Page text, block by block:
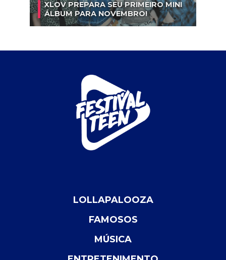
XLOV PREPARA SEU PRIMEIRO MINI
ÁLBUM PARA NOVEMBRO!
LOLLAPALOOZA
FAMOSOS
MÚSICA